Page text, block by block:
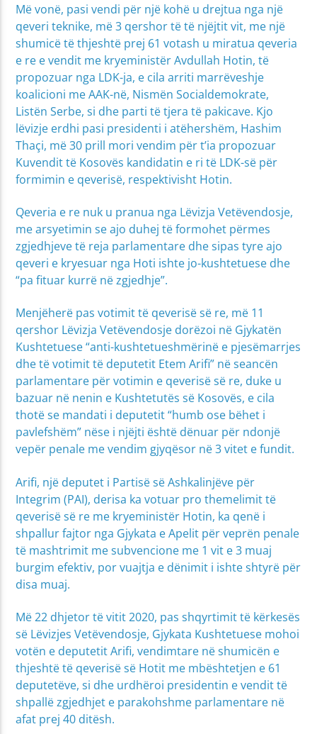
Më vonë, pasi vendi për një kohë u drejtua nga një
qeveri teknike, më 3 qershor të të njëjtit vit, me një
shumicë të thjeshtë prej 61 votash u miratua qeveria
e re e vendit me kryeministër Avdullah Hotin, të
propozuar nga LDK-ja, e cila arriti marrëveshje
koalicioni me AAK-në, Nismën Socialdemokrate,
Listën Serbe, si dhe parti të tjera të pakicave. Kjo
lëvizje erdhi pasi presidenti i atëhershëm, Hashim
Thaçi, më 30 prill mori vendim për t’ia propozuar
Kuvendit të Kosovës kandidatin e ri të LDK-së për
formimin e qeverisë, respektivisht Hotin.
Qeveria e re nuk u pranua nga Lëvizja Vetëvendosje,
me arsyetimin se ajo duhej të formohet përmes
zgjedhjeve të reja parlamentare dhe sipas tyre ajo
qeveri e kryesuar nga Hoti ishte jo-kushtetuese dhe
“pa fituar kurrë në zgjedhje”.
Menjëherë pas votimit të qeverisë së re, më 11
qershor Lëvizja Vetëvendosje dorëzoi në Gjykatën
Kushtetuese “anti-kushtetueshmërinë e pjesëmarrjes
dhe të votimit të deputetit Etem Arifi” në seancën
parlamentare për votimin e qeverisë së re, duke u
bazuar në nenin e Kushtetutës së Kosovës, e cila
thotë se mandati i deputetit “humb ose bëhet i
pavlefshëm” nëse i njëjti është dënuar për ndonjë
vepër penale me vendim gjyqësor në 3 vitet e fundit.
Arifi, një deputet i Partisë së Ashkalinjëve për
Integrim (PAI), derisa ka votuar pro themelimit të
qeverisë së re me kryeministër Hotin, ka qenë i
shpallur fajtor nga Gjykata e Apelit për veprën penale
të mashtrimit me subvencione me 1 vit e 3 muaj
burgim efektiv, por vuajtja e dënimit i ishte shtyrë për
disa muaj.
Më 22 dhjetor të vitit 2020, pas shqyrtimit të kërkesës
së Lëvizjes Vetëvendosje, Gjykata Kushtetuese mohoi
votën e deputetit Arifi, vendimtare në shumicën e
thjeshtë të qeverisë së Hotit me mbështetjen e 61
deputetëve, si dhe urdhëroi presidentin e vendit të
shpallë zgjedhjet e parakohshme parlamentare në
afat prej 40 ditësh.